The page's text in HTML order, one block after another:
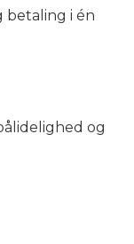
betaling i én
og